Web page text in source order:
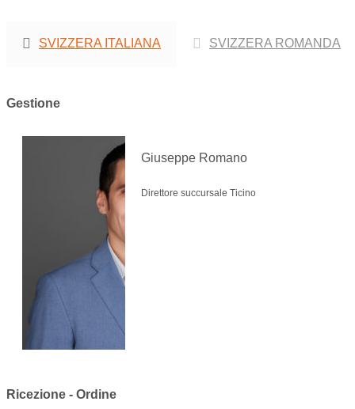
SVIZZERA ITALIANA SVIZZERA ROMANDA
Gestione
Giuseppe Romano
Direttore succursale Ticino
Ricezione - Ordine